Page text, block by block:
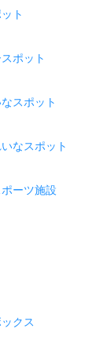
ト
ポット
スポット
なスポット
ーツ施設
クス